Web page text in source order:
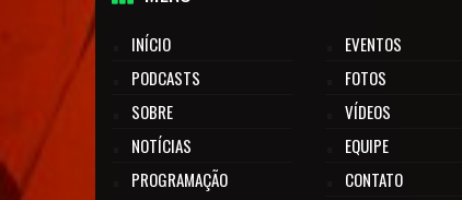
INÍCIO
PODCASTS
SOBRE
NOTÍCIAS
PROGRAMAÇÃO
EVENTOS
FOTOS
VÍDEOS
EQUIPE
CONTATO